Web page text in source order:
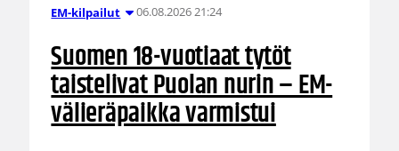
EM-kilpailut 06.08.2026 21:24
Suomen 18-vuotiaat tytöt
taistelivat Puolan nurin – EM-
välieräpaikka varmistui